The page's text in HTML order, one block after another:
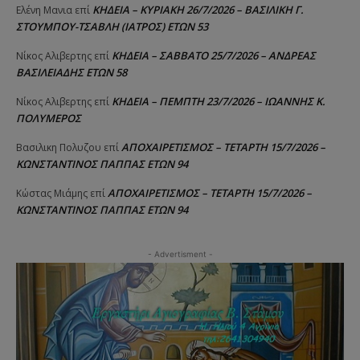
Ελένη Μανια επί ΚΗΔΕΙΑ – ΚΥΡΙΑΚΗ 26/7/2026 – ΒΑΣΙΛΙΚΗ Γ.
ΣΤΟΥΜΠΟΥ-ΤΣΑΒΛΗ (ΙΑΤΡΟΣ) ΕΤΩΝ 53
Νίκος Αλιβερτης επί ΚΗΔΕΙΑ – ΣΑΒΒΑΤΟ 25/7/2026 – ΑΝΔΡΕΑΣ
ΒΑΣΙΛΕΙΑΔΗΣ ΕΤΩΝ 58
Νίκος Αλιβερτης επί ΚΗΔΕΙΑ – ΠΕΜΠΤΗ 23/7/2026 – ΙΩΑΝΝΗΣ Κ.
ΠΟΛΥΜΕΡΟΣ
Βασιλικη Πολυζου επίΑΠΟΧΑΙΡΕΤΙΣΜΟΣ – ΤΕΤΑΡΤΗ 15/7/2026 –
ΚΩΝΣΤΑΝΤΙΝΟΣ ΠΑΠΠΑΣ ΕΤΩΝ 94
Κώστας Μιάμης επίΑΠΟΧΑΙΡΕΤΙΣΜΟΣ – ΤΕΤΑΡΤΗ 15/7/2026 –
ΚΩΝΣΤΑΝΤΙΝΟΣ ΠΑΠΠΑΣ ΕΤΩΝ 94
- Advertisment -